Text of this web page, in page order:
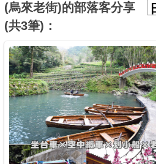
好康優惠
最新消息
最新留言
商家合作
(烏來老街)的部落客分享
(共3筆)：